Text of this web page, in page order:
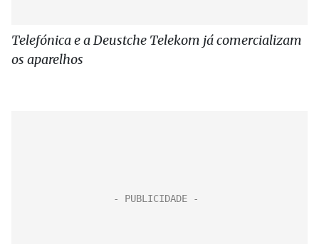
Telefónica e a Deustche Telekom já comercializam
os aparelhos